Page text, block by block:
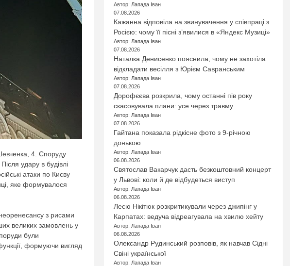
4. Споруду
удару в будівлі
атаки по Києву
яке формувалося
з рисами
великих замовлень у
були
формуючи вигляд
Автор: Лапада Іван
07.08.2026
Кажанна відповіла на звинувачення у співпраці з
Росією: чому її пісні з’явилися в «Яндекс Музиці»
Автор: Лапада Іван
07.08.2026
Наталка Денисенко пояснила, чому не захотіла
відкладати весілля з Юрієм Савранським
Автор: Лапада Іван
07.08.2026
Дорофєєва розкрила, чому останні пів року
скасовувала плани: усе через травму
Автор: Лапада Іван
07.08.2026
Гайтана показала рідкісне фото з 9-річною
донькою
Автор: Лапада Іван
06.08.2026
Святослав Вакарчук дасть безкоштовний концерт
у Львові: коли й де відбудеться виступ
Автор: Лапада Іван
06.08.2026
Лесю Нікітюк розкритикували через джипінг у
Карпатах: ведуча відреагувала на хвилю хейту
Автор: Лапада Іван
06.08.2026
Олександр Рудинський розповів, як навчав Сідні
Свіні української
Автор: Лапада Іван